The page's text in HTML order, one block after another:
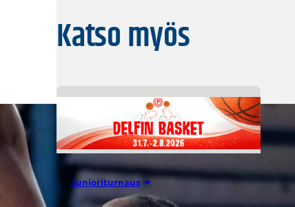
Katso myös
Junioriturnaus 01.08.2026 16:34